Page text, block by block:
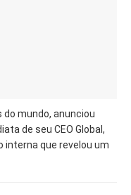
mundo, anunciou
de seu CEO Global,
interna que revelou um